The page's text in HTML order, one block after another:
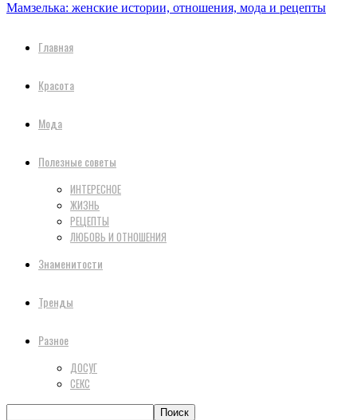
Мамзелька: женские истории, отношения, мода и рецепты
Главная
Красота
Мода
Полезные советы
ИНТЕРЕСНОЕ
ЖИЗНЬ
РЕЦЕПТЫ
ЛЮБОВЬ И ОТНОШЕНИЯ
Знаменитости
Тренды
Разное
ДОСУГ
СЕКС